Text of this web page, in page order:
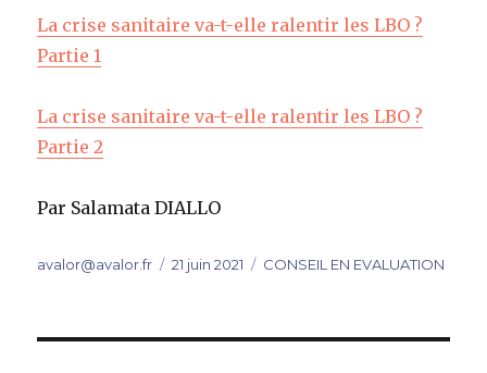
La crise sanitaire va-t-elle ralentir les LBO ?
Partie 1
La crise sanitaire va-t-elle ralentir les LBO ?
Partie 2
Par Salamata DIALLO
Auteur
avalor@avalor.fr
Publié
21 juin 2021 Catégories
CONSEIL EN EVALUATION